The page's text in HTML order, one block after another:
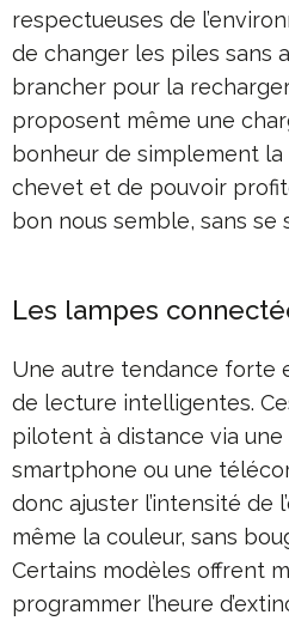
respectueuses de
de changer les piles sans
brancher pour la
proposent même une
bonheur de simplement
chevet et de pouvoir
bon nous semble, sans se
Les lampes
Une autre tendance forte
de lecture intelligentes.
pilotent à distance via
smartphone ou une
donc ajuster l’intensité de
même la couleur, sans
Certains modèles offrent
programmer l’heure